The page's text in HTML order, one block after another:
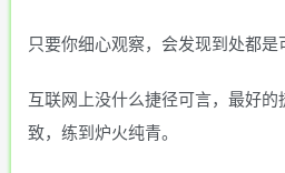
只要你细心观察，会发现到处都是
互联网上没什么捷径可言，最好
致，练到炉火纯青。